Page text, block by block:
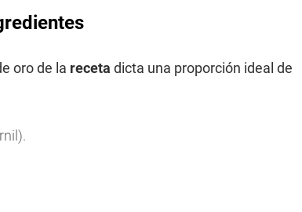
oro de la receta dicta una proporción ideal de